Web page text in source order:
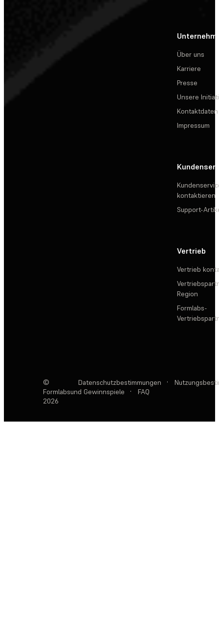
Über uns
Karriere
Presse
Unsere
Kontaktdaten
Impressum
kontaktieren
Support-
Vertrieb
Vertrieb
Region
Formlabs-
©
Formlabs
2026
Datenschutzbestimmungen ·
und Gewinnspiele
· FAQ